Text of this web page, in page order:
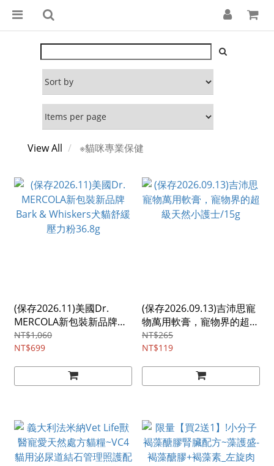
View All ※貓咪專業保健
(保存2026.11)美國Dr.
MERCOLA新包裝新品牌
Bark & Whiskers犬貓舒緩
壓力粉36.8g
NT$1,060
NT$699
(保存2026.09.13)吉沛思寵
物萬用軟膏，寵物界的超級
天然小護士/15g
NT$265
NT$119